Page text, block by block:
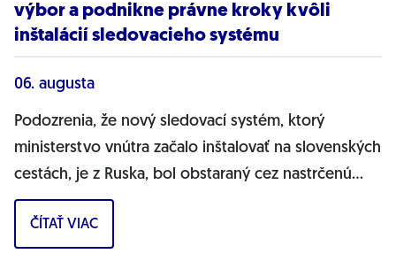
výbor a podnikne právne kroky kvôli
inštalácií sledovacieho systému
06. augusta
Podozrenia, že nový sledovací systém, ktorý
ministerstvo vnútra začalo inštalovať na slovenských
cestách, je z Ruska, bol obstaraný cez nastrčenú
firmu a môže ohrozovať bezpečnosť...
ČÍTAŤ VIAC